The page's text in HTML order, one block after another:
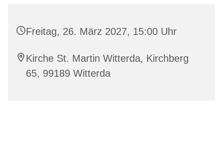
Freitag, 26. März 2027, 15:00 Uhr
Kirche St. Martin Witterda, Kirchberg
65, 99189 Witterda